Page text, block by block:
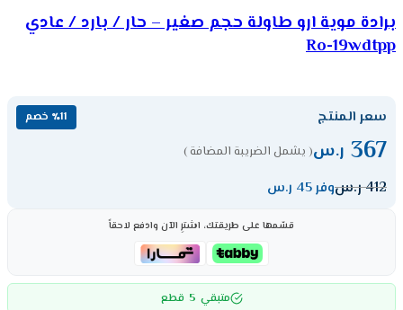
برادة موية ارو طاولة حجم صغير – حار / بارد / عادي
Ro-19wdtpp
سعر المنتج ٪11 خصم
367 ر.س( يشمل الضريبة المضافة )
412ر.سوفر 45 ر.س
قسّمها على طريقتك، اشترِ الآن وادفع لاحقاً
متبقي 5 قطع